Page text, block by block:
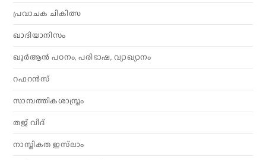
പ്രവാചക ചികിത്സ
ഖാദിയാനിസം
ഖുർആൻ പഠനം, പരിഭാഷ, വ്യാഖ്യാനം
റഫറൻസ്
സാമ്പത്തികശാസ്ത്രം
തജ് വീദ്
നാസ്തികത ഇസ്‌ലാം